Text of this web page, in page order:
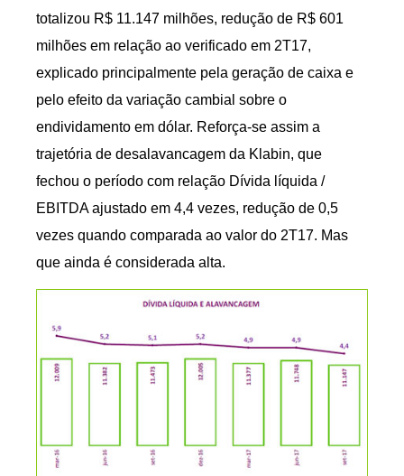
totalizou R$ 11.147 milhões, redução de R$ 601
milhões em relação ao verificado em 2T17,
explicado principalmente pela geração de caixa e
pelo efeito da variação cambial sobre o
endividamento em dólar. Reforça-se assim a
trajetória de desalavancagem da Klabin, que
fechou o período com relação Dívida líquida /
EBITDA ajustado em 4,4 vezes, redução de 0,5
vezes quando comparada ao valor do 2T17. Mas
que ainda é considerada alta.